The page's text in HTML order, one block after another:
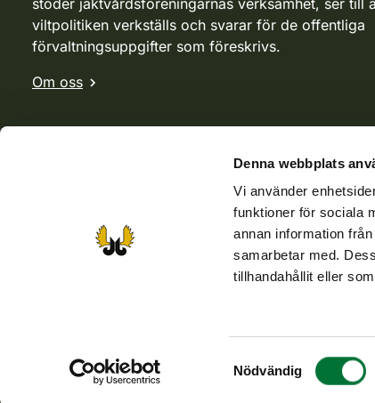
Denna webbplats
Vi använder
funktioner för sociala
annan information
samarbetar med.
tillhandahållit eller
Samtyckesval
Nödvändig
stöder jaktvårdsföreningarnas verksamhet, ser till
viltpolitiken verkställs och svarar för de offentliga
förvaltningsuppgifter som föreskrivs.
Om oss
Tillgänglighetsutlåtande Dataskyddbeskrivninger